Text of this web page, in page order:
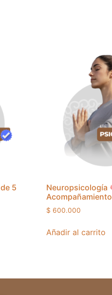
5
Neuropsicología
$ 600.000
Añadir al carrito